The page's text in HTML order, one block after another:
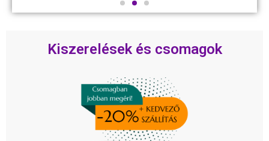
Kiszerelések és csomagok